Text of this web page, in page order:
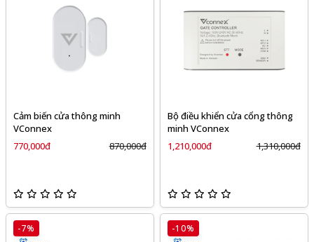
Cảm biến cửa thông minh
VConnex
770,000đ
870,000đ
Bộ điều khiển cửa cổng thông
minh VConnex
1,210,000đ
1,310,000đ
-7% -10%